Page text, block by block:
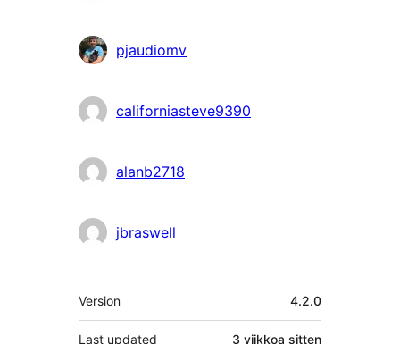
pjaudiomv
californiasteve9390
alanb2718
jbraswell
Metatiedot
Version 4.2.0
Last updated 3 viikkoa sitten